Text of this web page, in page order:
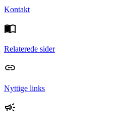
Kontakt
Relaterede sider
Nyttige links